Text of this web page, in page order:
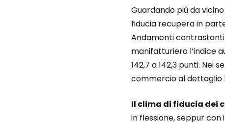
Guardando più da
fiducia recupera in
Andamenti contrastanti
manifatturiero l’indice
142,7 a 142,3 punti. Nei
commercio al dettaglio
Il clima di fiducia dei
in flessione, seppur